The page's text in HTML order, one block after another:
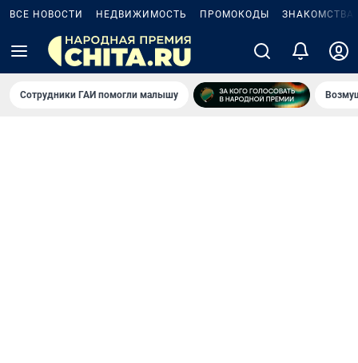
ВСЕ НОВОСТИ НЕДВИЖИМОСТЬ ПРОМОКОДЫ ЗНАКОМСТВА
Сотрудники ГАИ помогли малышу